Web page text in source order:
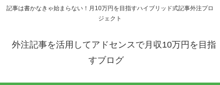
記事は書かなきゃ始まらない！月10万円を目指すハイブリッド式記事外注プロ
ジェクト
外注記事を活用してアドセンスで月収10万円を目指
すブログ